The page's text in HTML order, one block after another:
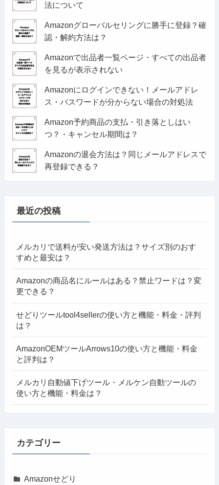
法について
Amazonグローバルセリングに勝手に登録？確
認・解約方法は？
Amazonで出品者一覧ページ・すべての出品者
を見るが表示されない
Amazonにログインできない！メールアドレ
ス・パスワードが分からない場合の対処法
Amazon予約商品の支払・引き落としはい
つ？・キャンセル期間は？
Amazonの退会方法は？同じメールアドレスで
再登録できる？
最近の投稿
メルカリで送料が安い発送方法は？サイズ別のおす
すめと最安は？
Amazonの商品名にルールはある？禁止ワードは？変
更できる？
せどりツールtool4sellerの使い方と機能・料金・評判
は？
AmazonOEMツールArrows10の使い方と機能・料金
と評判は？
メルカリ自動値下げツール・メルケン自動ツールの
使い方と機能・料金は？
カテゴリー
Amazonせどり